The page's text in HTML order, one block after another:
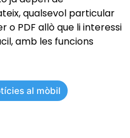
qualsevol particular
o PDF allò que li interessi
amb les funcions
al mòbil